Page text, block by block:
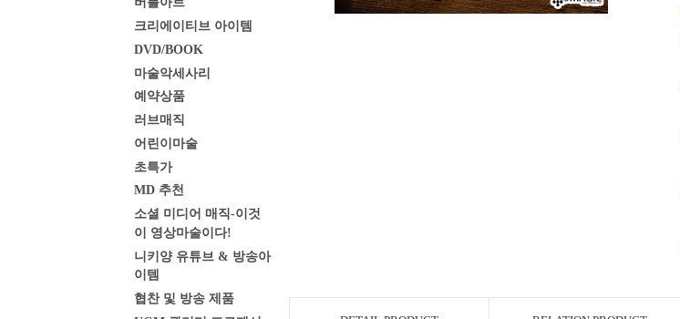
크리에이티브 아이템
DVD/BOOK
마술악세사리
예약상품
러브매직
어린이마술
초특가
MD 추천
소셜 미디어 매직-이것
이 영상마술이다!
니키양 유튜브 & 방송아
이템
협찬 및 방송 제품